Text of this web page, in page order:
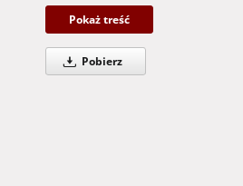
Pokaż treść
Pobierz